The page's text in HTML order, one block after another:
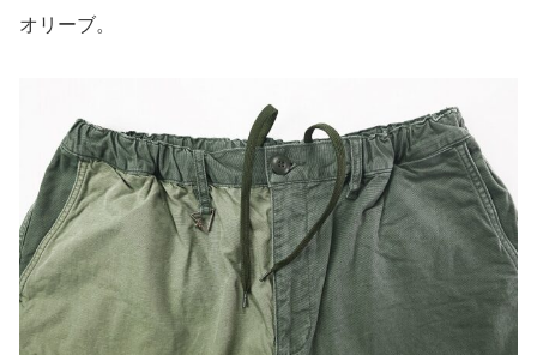
オリーブ。